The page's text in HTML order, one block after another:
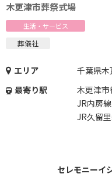
木更津市葬祭式場
生活・サービス
葬儀社
エリア
千葉県木
最寄り駅
木更津
JR内房
JR久留
セレモニーイ